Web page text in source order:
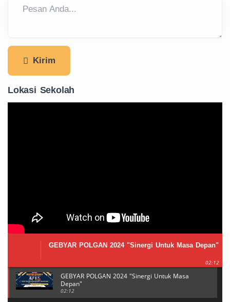
Kirim
Lokasi Sekolah
GEBYAR POLGAN 2024 "Sinergi Untuk Masa Depan"
02:12
GEBYAR POLGAN 2024 "Sinergi Untuk Masa
Depan"
02:12